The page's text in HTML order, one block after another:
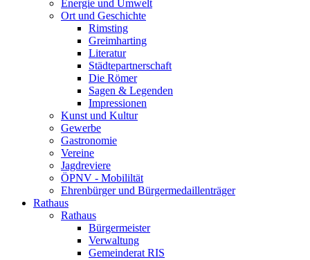
Energie und Umwelt
Ort und Geschichte
Rimsting
Greimharting
Literatur
Städtepartnerschaft
Die Römer
Sagen & Legenden
Impressionen
Kunst und Kultur
Gewerbe
Gastronomie
Vereine
Jagdreviere
ÖPNV - Mobililtät
Ehrenbürger und Bürgermedaillenträger
Rathaus
Rathaus
Bürgermeister
Verwaltung
Gemeinderat RIS